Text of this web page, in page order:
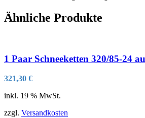
Ähnliche Produkte
1 Paar Schneeketten 320/85-24
321,30 €
inkl. 19 % MwSt.
zzgl. Versandkosten